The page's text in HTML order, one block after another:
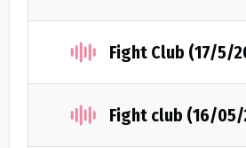
Fight Club (17/5/
Fight club (16/